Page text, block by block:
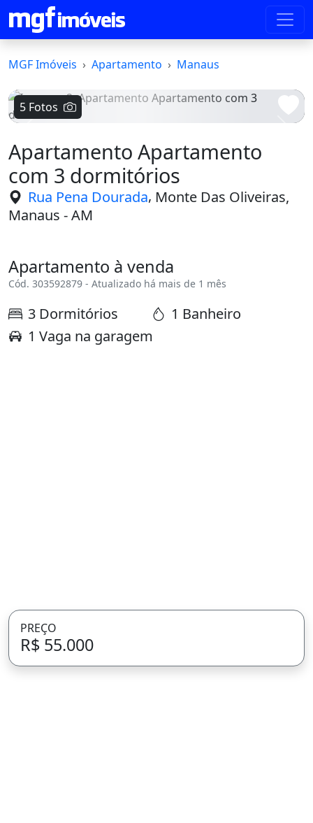
MGF Imóveis Apartamento Manaus
5 Fotos
Apartamento Apartamento
com 3 dormitórios
Rua Pena Dourada, Monte Das Oliveiras,
Manaus - AM
Apartamento à venda
Cód. 303592879 - Atualizado há mais de 1 mês
3 Dormitórios
1 Banheiro
1 Vaga na garagem
PREÇO
R$ 55.000